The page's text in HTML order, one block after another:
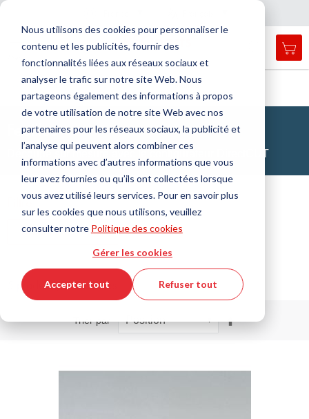
Nous utilisons des cookies pour personnaliser le
contenu et les publicités, fournir des
fonctionnalités liées aux réseaux sociaux et
analyser le trafic sur notre site Web. Nous
partageons également des informations à propos
de votre utilisation de notre site Web avec nos
partenaires pour les réseaux sociaux, la publicité et
l’analyse qui peuvent alors combiner ces
informations avec d’autres informations que vous
leur avez fournies ou qu’ils ont collectées lorsque
vous avez utilisé leurs services. Pour en savoir plus
sur les cookies que nous utilisons, veuillez
consulter notre Politique des cookies
Gérer les cookies
Accepter tout Refuser tout
navigation
Menu
search
Chercher
Accueil DirectCUT - Configurator Feuilles
Feuilles
Découpe sur mesure avec le configurateur DirectCUT
Filtre
Afficher les filtres
5 produits / 35 articles
Trier par
Par